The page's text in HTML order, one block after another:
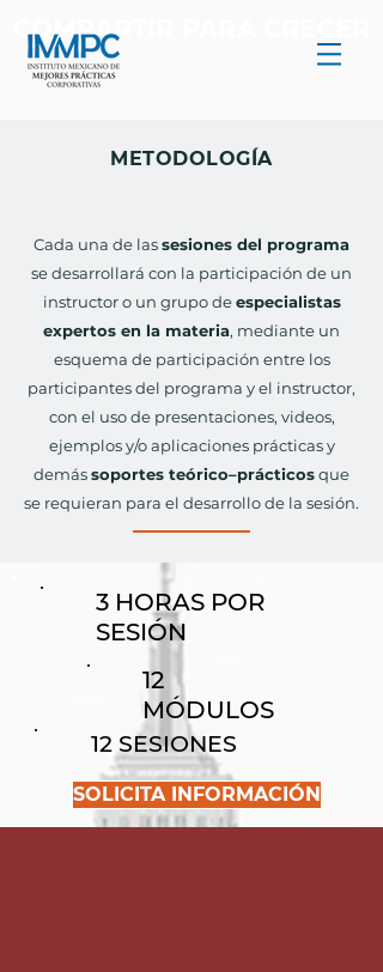
COMPARTIR PARA CRECER
METODOLOGÍA
Cada una de lassesiones del programa
se desarrollará con la participación de un
instructor o un grupo deespecialistas
expertos en la materia, mediante un
esquema de participación entre los
participantes del programa y el instructor,
con el uso de presentaciones, videos,
ejemplos y/o aplicaciones prácticas y
demássoportes teórico–prácticosque
se requieran para el desarrollo de la sesión.
3 HORAS POR
SESIÓN
12
MÓDULOS
12 SESIONES
SOLICITA INFORMACIÓN